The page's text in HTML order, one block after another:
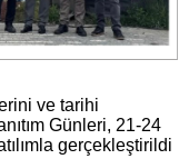
ve tarihi
Günleri, 21-24
gerçekleştirildi